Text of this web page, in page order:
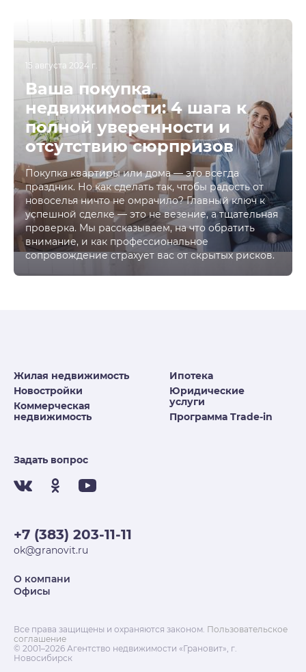
СТАТЬИ
15 августа 2024 г.
Ваша покупка
недвижимости: 4 шага к
полной уверенности и
отсутствию сюрпризов
Покупка квартиры или дома — это всегда
праздник. Но как сделать так, чтобы радость от
новоселья ничто не омрачило? Главный ключ к
успешной сделке — это не везение, а тщательная
проверка. Мы рассказываем, на что обратить
внимание, и как профессиональное
сопровождение страхует вас от скрытых рисков.
Жилая недвижимость
Новостройки
Коммерческая
недвижимость
Ипотека
Юридические
услуги
Программа Trade-in
Задать вопрос
+7 (383) 203-11-11
ok@granovit.ru
О компани
Офисы
Все права защищены и охраняются законом. Пользовательское
соглашение
© 2001–2026 Агентство недвижимости «Грановит», г.
Новосибирск